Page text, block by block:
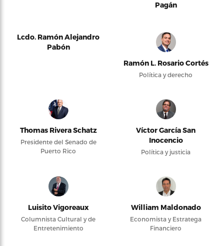
Pagán
Lcdo. Ramón Alejandro
Pabón
Ramón L. Rosario Cortés
Política y derecho
Thomas Rivera Schatz
Presidente del Senado de
Puerto Rico
Víctor García San
Inocencio
Política y justicia
Luisito Vigoreaux
Columnista Cultural y de
Entretenimiento
William Maldonado
Economista y Estratega
Financiero